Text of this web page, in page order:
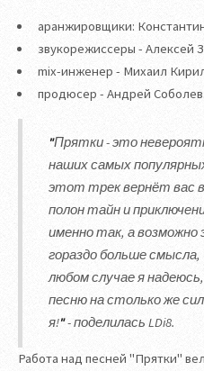
аранжировщики:
звукорежиссеры - Алексей
mix-инженер - Михаил
продюсер - Андрей Соболев.
"Прятки - это
наших самых
этот трек вернёт вас
полон тайн и
именно так, а возможно
гораздо больше
любом случае я
песню на столько же
я!"- поделилась LDi8.
Работа над песней "Прятки"